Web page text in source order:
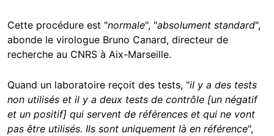
Cette procédure est "normale", "absolument standard",
abonde le virologue Bruno Canard, directeur de
recherche au CNRS à Aix-Marseille.
Quand un laboratoire reçoit des tests, "il y a des tests
non utilisés et il y a deux tests de contrôle [un négatif
et un positif] qui servent de références et qui ne vont
pas être utilisés. Ils sont uniquement là en référence",